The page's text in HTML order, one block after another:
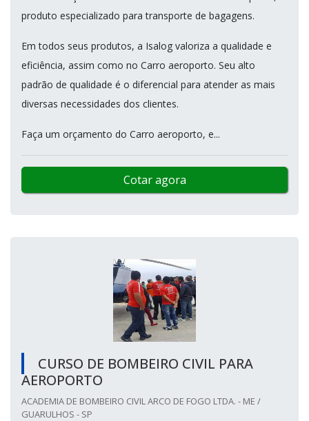
produto especializado para transporte de bagagens.
Em todos seus produtos, a Isalog valoriza a qualidade e
eficiência, assim como no Carro aeroporto. Seu alto
padrão de qualidade é o diferencial para atender as mais
diversas necessidades dos clientes.
Faça um orçamento do Carro aeroporto, e...
Cotar agora
CURSO DE BOMBEIRO CIVIL PARA
AEROPORTO
ACADEMIA DE BOMBEIRO CIVIL ARCO DE FOGO LTDA. - ME /
GUARULHOS - SP